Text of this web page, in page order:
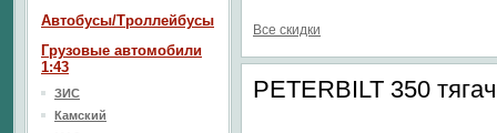
Все скидки
PETERBILT 350
Автобусы/Троллейбусы
Грузовые автомобили
1:43
ЗИС
Камский